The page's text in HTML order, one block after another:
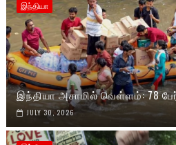
இந்தியா
இந்தியா அசாமில் வெள்ளம்: 78 பேர்
JULY 30, 2026